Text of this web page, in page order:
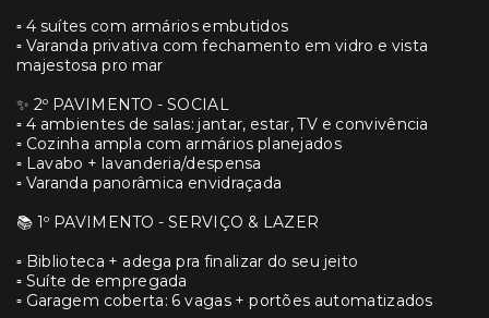
▫️ 4 suítes com armários embutidos
▫️ Varanda privativa com fechamento em vidro e vista
majestosa pro mar
✨ 2º PAVIMENTO - SOCIAL
▫️ 4 ambientes de salas: jantar, estar, TV e convivência
▫️ Cozinha ampla com armários planejados
▫️ Lavabo + lavanderia/despensa
▫️ Varanda panorâmica envidraçada
📚 1º PAVIMENTO - SERVIÇO & LAZER
▫️ Biblioteca + adega pra finalizar do seu jeito
▫️ Suíte de empregada
▫️ Garagem coberta: 6 vagas + portões automatizados